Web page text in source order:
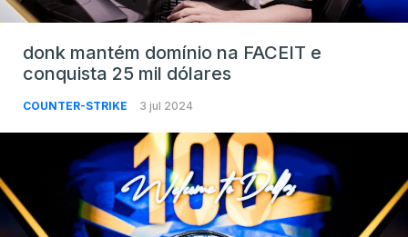
donk mantém domínio na FACEIT e
conquista 25 mil dólares
COUNTER-STRIKE 3 jul 2024